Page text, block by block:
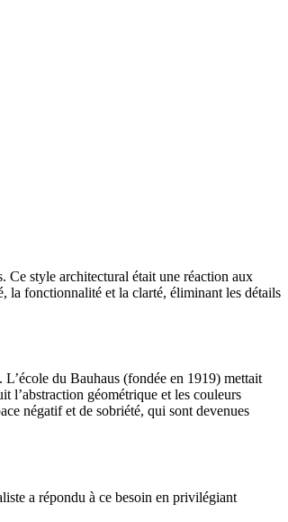
Ce style architectural était une réaction aux
la fonctionnalité et la clarté, éliminant les détails
du Bauhaus (fondée en 1919) mettait
l’abstraction géométrique et les couleurs
négatif et de sobriété, qui sont devenues
a répondu à ce besoin en privilégiant